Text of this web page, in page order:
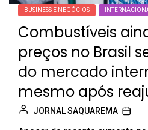
BUSINESS E NEGÓCIOS
Combustíveis
preços no Brasil
do mercado
mesmo após
JORNAL SAQUAREMA